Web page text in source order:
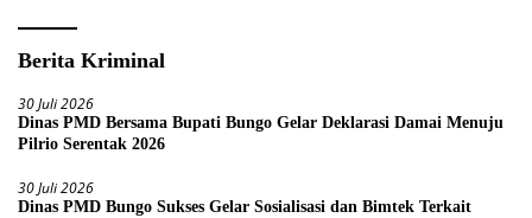
Berita Kriminal
30 Juli 2026
Dinas PMD Bersama Bupati Bungo Gelar Deklarasi Damai Menuju
Pilrio Serentak 2026
30 Juli 2026
Dinas PMD Bungo Sukses Gelar Sosialisasi dan Bimtek Terkait